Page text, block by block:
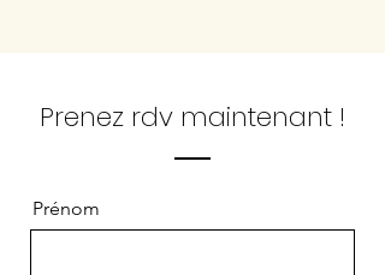
Prenez rdv maintenant !
Prénom